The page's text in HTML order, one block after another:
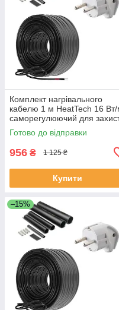
Комплект нагрівального
кабелю 1 м HeatTech 16
саморегулюючий для
водопроводу дахів труб
водостоку
Готово до відправки
956 ₴ 1 125 ₴
Купити
–15%